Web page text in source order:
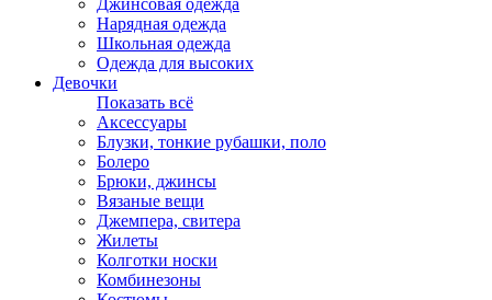
Джинсовая одежда
Нарядная одежда
Школьная одежда
Одежда для высоких
Девочки
Показать всё
Аксессуары
Блузки, тонкие рубашки, поло
Болеро
Брюки, джинсы
Вязаные вещи
Джемпера, свитера
Жилеты
Колготки носки
Комбинезоны